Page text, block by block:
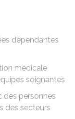
dépendantes
médicale
soignantes
des personnes
des secteurs